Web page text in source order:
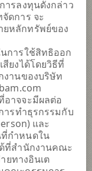
6
18.0442
ที่ 4 ส.ค. 2569
ารลงทุนดังกล่าว
ดการ จะ
ยหลักทรัพย์ของ
การใช้สิทธิออก
สียงได้โดยวิธีที่
งานของบริษัท
าจจะมีผลต่อ
ารทำธุรกรรมกับ
และ
กำหนดใน
ที่สำนักงานคณะ
ยทางอินเต